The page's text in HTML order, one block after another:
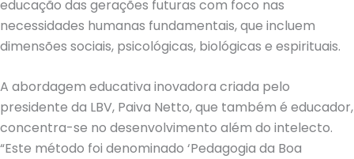
educação das gerações futuras com foco nas
necessidades humanas fundamentais, que incluem
dimensões sociais, psicológicas, biológicas e espirituais.
A abordagem educativa inovadora criada pelo
presidente da LBV, Paiva Netto, que também é educador,
concentra-se no desenvolvimento além do intelecto.
“Este método foi denominado ‘Pedagogia da Boa